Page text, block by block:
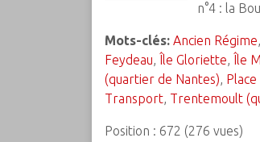
n°4 : la
Mots-clés: Ancien Régime,
Feydeau, Île Gloriette, Île
(quartier de Nantes),
Transport, Trentemoult
Position : 672 (276 vues)